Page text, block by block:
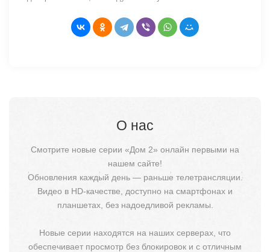
О нас
Смотрите новые серии «Дом 2» онлайн первыми на
нашем сайте!
Обновления каждый день — раньше телетрансляции.
Видео в HD-качестве, доступно на смартфонах и
планшетах, без надоедливой рекламы.
Новые серии находятся на наших серверах, что
обеспечивает просмотр без блокировок и с отличным